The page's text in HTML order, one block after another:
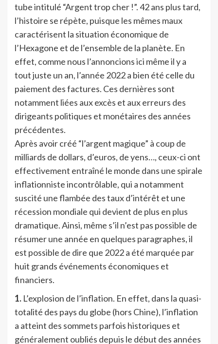
tube intitulé “Argent trop cher !”. 42 ans plus tard,
l’histoire se répète, puisque les mêmes maux
caractérisent la situation économique de
l’Hexagone et de l’ensemble de la planète. En
effet, comme nous l’annoncions ici même il y a
tout juste un an, l’année 2022 a bien été celle du
paiement des factures. Ces dernières sont
notamment liées aux excès et aux erreurs des
dirigeants politiques et monétaires des années
précédentes.
Après avoir créé “l’argent magique” à coup de
milliards de dollars, d’euros, de yens…, ceux-ci ont
effectivement entraîné le monde dans une spirale
inflationniste incontrôlable, qui a notamment
suscité une flambée des taux d’intérêt et une
récession mondiale qui devient de plus en plus
dramatique. Ainsi, même s’il n’est pas possible de
résumer une année en quelques paragraphes, il
est possible de dire que 2022 a été marquée par
huit grands événements économiques et
financiers.
1. L’explosion de l’inflation. En effet, dans la quasi-
totalité des pays du globe (hors Chine), l’inflation
a atteint des sommets parfois historiques et
généralement oubliés depuis le début des années